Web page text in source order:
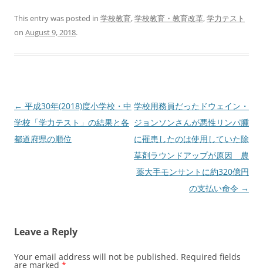
This entry was posted in 学校教育,学校教育・教育改革,学力テスト
on August 9, 2018.
Post
navigation
← 平成30年(2018)度小学校・中
学校「学力テスト」の結果と各
都道府県の順位
学校用務員だったドウェイン・
ジョンソンさんが悪性リンパ腫
に罹患したのは使用していた除
草剤ラウンドアップが原因 農
薬大手モンサントに約320億円
の支払い命令 →
Leave a Reply
Your email address will not be published. Required fields
are marked *